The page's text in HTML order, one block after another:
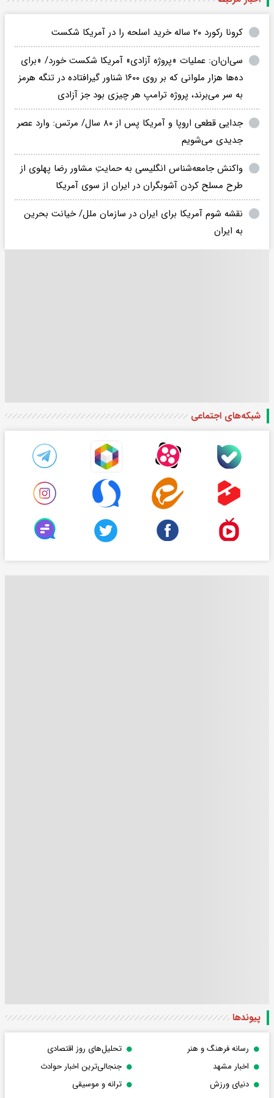
کرونا رکورد ۲۰ ساله خرید اسلحه را در آمریکا شکست
سی‌ان‌ان: عملیات «پروژه آزادی» آمریکا شکست خورد/ «برای
ده‌ها هزار ملوانی که بر روی ۱۶۰۰ شناور گیرافتاده در تنگه هرمز
به سر می‌برند، پروژه ترامپ هر چیزی بود جز آزادی
جدایی قطعی اروپا و آمریکا پس از ۸۰ سال/ مرتس: وارد عصر
جدیدی می‌شویم
واکنش جامعه‌شناس انگلیسی به حمایتِ مشاور رضا پهلوی از
طرح مسلح کردن آشوبگران در ایران از سوی آمریکا
نقشه شوم آمریکا برای ایران در سازمان ملل/ خیانت بحرین
به ایران
شبکه‌های اجتماعی
پیوندها
رسانه فرهنگ و هنر
تحلیل‌های روز اقتصادی
اخبار مشهد
جنجالی‌ترین اخبار حوادث
دنیای ورزش
ترانه و موسیقی